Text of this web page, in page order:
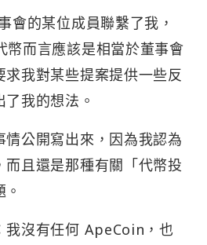
會的某位成員聯繫了我，
幣而言應該是相當於董事會
求我對某些提案提供一些反
我的想法。
情公開寫出來，因為我認為
而且還是那種有關「代幣投
我沒有任何 ApeCoin，也